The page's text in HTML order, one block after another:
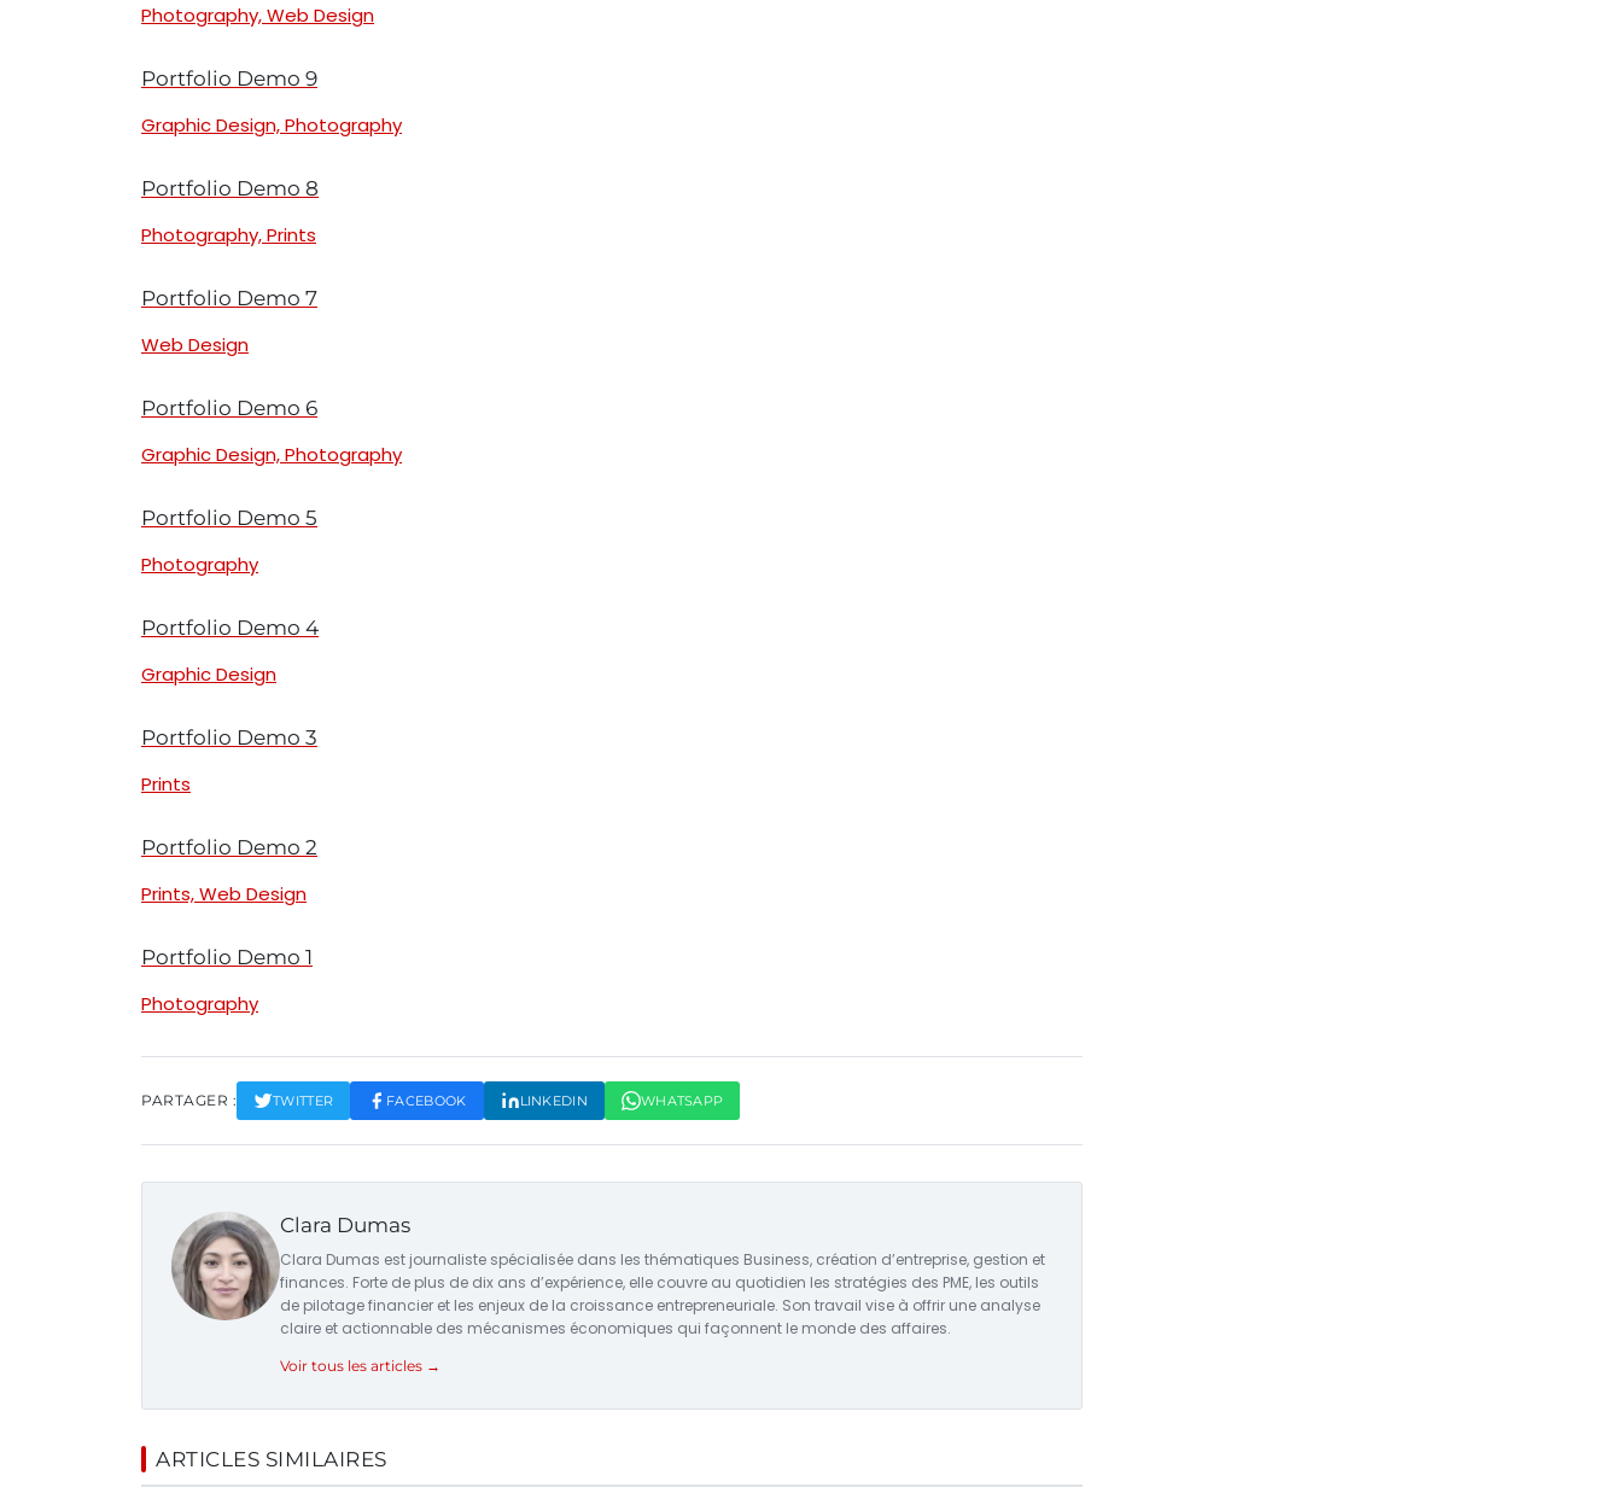
Photography, Web Design
Portfolio Demo 9
Graphic Design, Photography
Portfolio Demo 8
Photography, Prints
Portfolio Demo 7
Web Design
Portfolio Demo 6
Graphic Design, Photography
Portfolio Demo 5
Photography
Portfolio Demo 4
Graphic Design
Portfolio Demo 3
Prints
Portfolio Demo 2
Prints, Web Design
Portfolio Demo 1
Photography
PARTAGER : TWITTER FACEBOOK LINKEDIN WHATSAPP
Clara Dumas
Clara Dumas est journaliste spécialisée dans les thématiques Business, création d’entreprise, gestion et
finances. Forte de plus de dix ans d’expérience, elle couvre au quotidien les stratégies des PME, les outils
de pilotage financier et les enjeux de la croissance entrepreneuriale. Son travail vise à offrir une analyse
claire et actionnable des mécanismes économiques qui façonnent le monde des affaires.
Voir tous les articles →
ARTICLES SIMILAIRES